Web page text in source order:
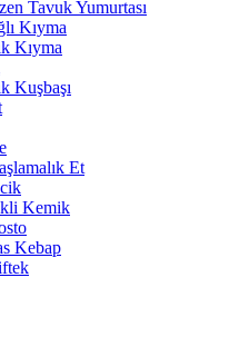
Tavuk Yumurtası
Kıyma
Kıyma
Kuşbaşı
Et
Kemik
Kebap